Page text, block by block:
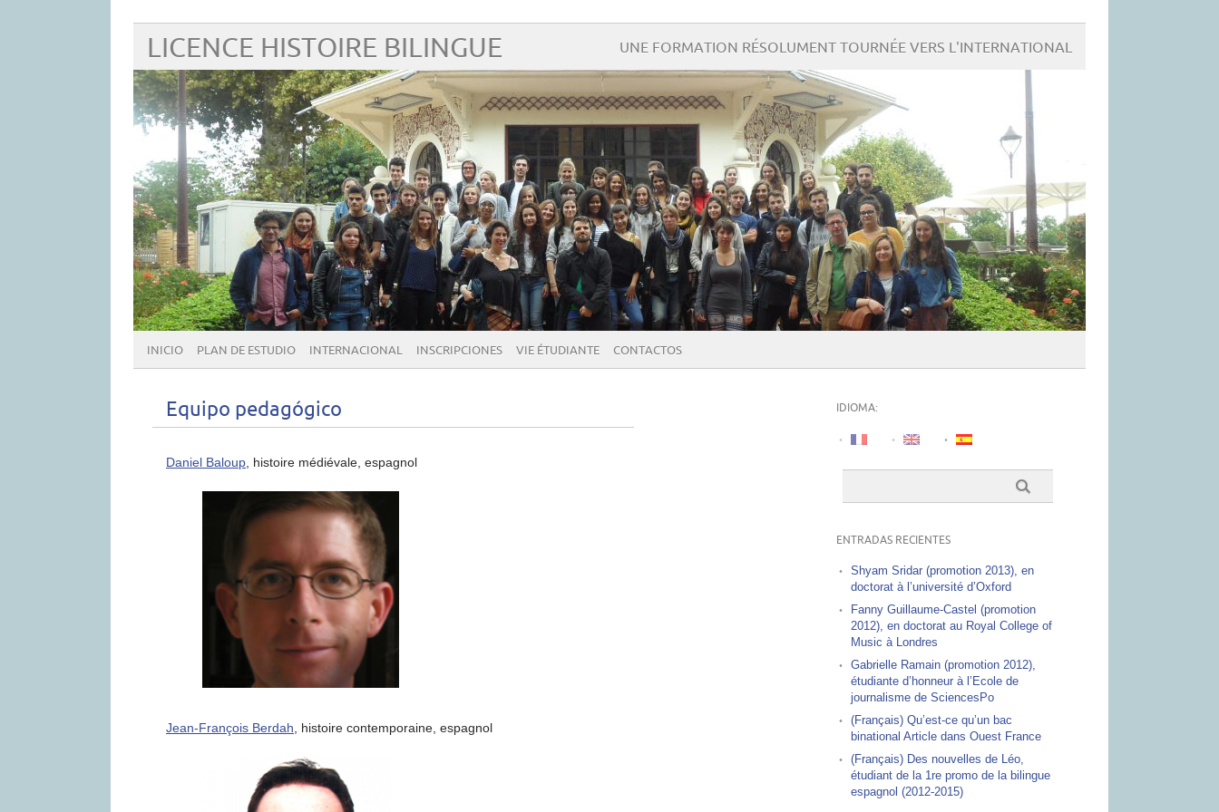
LICENCE HISTOIRE BILINGUE UNE FORMATION RÉSOLUMENT TOURNÉE VERS L'INTERNATIONAL
INICIO PLAN DE ESTUDIO INTERNACIONAL INSCRIPCIONES VIE ÉTUDIANTE CONTACTOS
Equipo pedagógico
Daniel Baloup , histoire médiévale, espagnol
Jean-François Berdah , histoire contemporaine, espagnol
IDIOMA:
ENTRADAS RECIENTES
Shyam Sridar (promotion 2013), en
doctorat à l’université d’Oxford
Fanny Guillaume-Castel (promotion
2012), en doctorat au Royal College of
Music à Londres
Gabrielle Ramain (promotion 2012),
étudiante d’honneur à l’Ecole de
journalisme de SciencesPo
(Français) Qu’est-ce qu’un bac
binational Article dans Ouest France
(Français) Des nouvelles de Léo,
étudiant de la 1re promo de la bilingue
espagnol (2012-2015)